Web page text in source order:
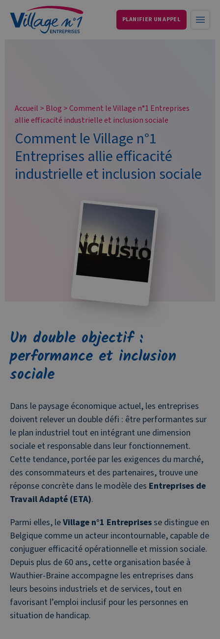
Services aux entreprises et particuliersPLANIFIER UN APPEL
Accueil > Blog >Comment le Village n°1 Entreprises
allie efficacité industrielle et inclusion sociale
Comment le Village n°1
Entreprises allie efficacité
industrielle et inclusion sociale
Un double objectif :
performance et inclusion
sociale
Dans le paysage économique actuel, les entreprises
doivent relever un double défi : être performantes sur
le plan industriel tout en intégrant une dimension
sociale et responsable dans leur fonctionnement.
Cette tendance, portée par les exigences du marché,
des consommateurs et des partenaires, trouve une
réponse concrète dans le modèle des Entreprises de
Travail Adapté (ETA).
Parmi elles, leVillage n°1 Entreprisesse distingue en
Belgique comme un acteur incontournable, capable de
conjuguer efficacité opérationnelle et mission sociale.
Depuis plus de 60 ans, cette organisation basée à
Wauthier-Braine accompagne les entreprises dans
leurs besoins industriels et de services, tout en
favorisant l’emploi inclusif pour les personnes en
situation de handicap.